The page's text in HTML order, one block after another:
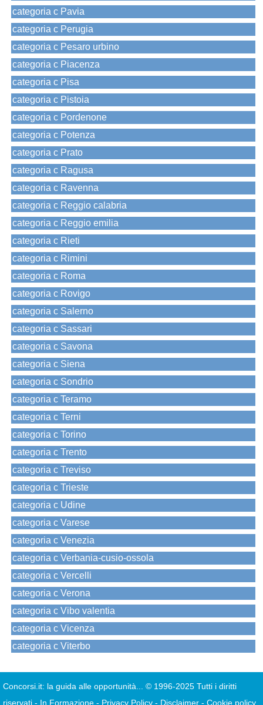
categoria c Pavia
categoria c Perugia
categoria c Pesaro urbino
categoria c Piacenza
categoria c Pisa
categoria c Pistoia
categoria c Pordenone
categoria c Potenza
categoria c Prato
categoria c Ragusa
categoria c Ravenna
categoria c Reggio calabria
categoria c Reggio emilia
categoria c Rieti
categoria c Rimini
categoria c Roma
categoria c Rovigo
categoria c Salerno
categoria c Sassari
categoria c Savona
categoria c Siena
categoria c Sondrio
categoria c Teramo
categoria c Terni
categoria c Torino
categoria c Trento
categoria c Treviso
categoria c Trieste
categoria c Udine
categoria c Varese
categoria c Venezia
categoria c Verbania-cusio-ossola
categoria c Vercelli
categoria c Verona
categoria c Vibo valentia
categoria c Vicenza
categoria c Viterbo
Concorsi.it: la guida alle opportunità... © 1996-2025 Tutti i diritti
riservati - In.Formazione - Privacy Policy - Disclaimer - Cookie policy